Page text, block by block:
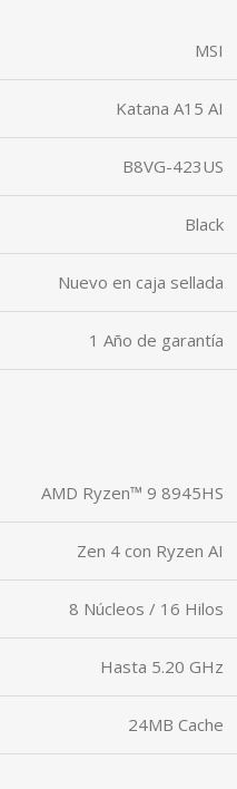
MSI
Katana A15 AI
B8VG-423US
Black
Nuevo en caja sellada
1 Año de garantía
AMD Ryzen™ 9 8945HS
Zen 4 con Ryzen AI
8 Núcleos / 16 Hilos
Hasta 5.20 GHz
24MB Cache